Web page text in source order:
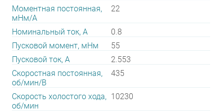
Моментная постоянная,
мНм/А
22
Номинальный ток, А
0.8
Пусковой момент, мНм
55
Пусковой ток, А
2.553
Скоростная постоянная,
об/мин/В
435
Скорость холостого хода,
об/мин
10230